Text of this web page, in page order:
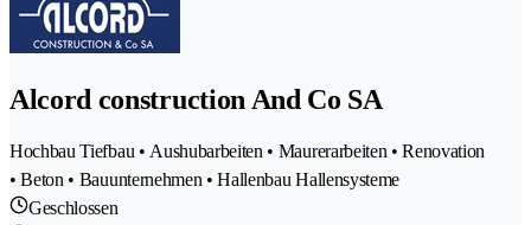
Alcord construction And Co SA
Hochbau Tiefbau • Aushubarbeiten • Maurerarbeiten • Renovation
• Beton • Bauunternehmen • Hallenbau Hallensysteme
Geschlossen